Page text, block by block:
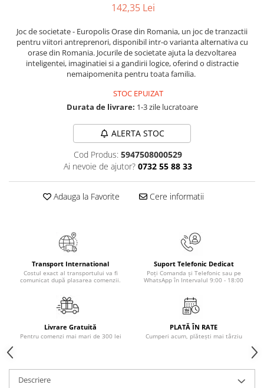
Parapsihologie
Ramtha
ScienceConnection
Vindecare Spirituala
Gastronomik
Masaj
MedConnect
Medicina & Farmacie
SealfHealing
Sport
Starea de bine
142,35 Lei
Joc de societate - Europolis Orase din Romania, un joc de tranzactii
pentru viitori antreprenori, disponibil intr-o varianta alternativa cu
orase din Romania. Jocurile de societate ajuta la dezvoltarea
inteligentei, imaginatiei si a gandirii logice, oferind o distractie
nemaipomenita pentru toata familia.
STOC EPUIZAT
Durata de livrare: 1-3 zile lucratoare
ALERTA STOC
Cod Produs: 5947508000529
Ai nevoie de ajutor? 0732 55 88 33
Adauga la Favorite Cere informatii
Transport International
Costul exact al transportului va fi
comunicat după plasarea comenzii.
Suport Telefonic Dedicat
Poți Comanda și Telefonic sau pe
WhatsApp în Intervalul 9:00 - 18:00
Livrare Gratuită
Pentru comenzi mai mari de 300 lei
PLATĂ ÎN RATE
Cumperi acum, plătești mai târziu
Descriere